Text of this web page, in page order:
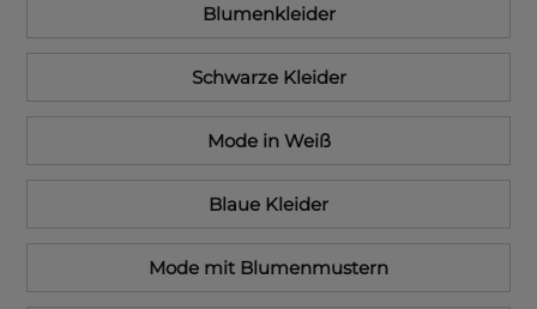
Blumenkleider
Schwarze Kleider
Mode in Weiß
Blaue Kleider
Mode mit Blumenmustern